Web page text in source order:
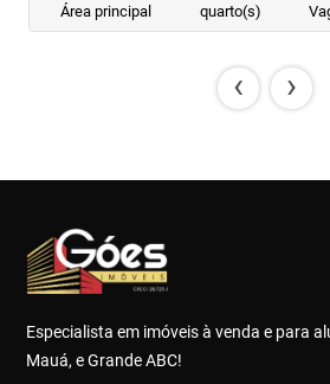
Área principal
quarto(s)
‹ ›
Especialista em imóveis à venda e para
Mauá, e Grande ABC!